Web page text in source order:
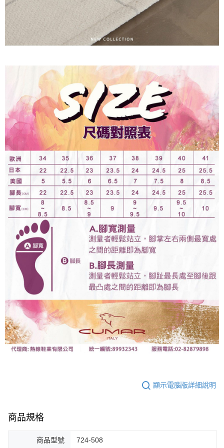
顯示電腦版詳細說明
商品規格
商品型號 724-508